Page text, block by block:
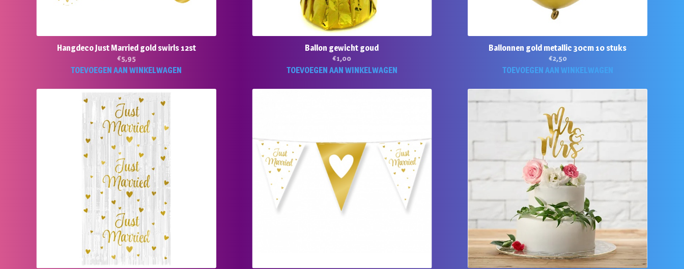
Hangdeco Just Married gold swirls 12st
€5,95
TOEVOEGEN AAN WINKELWAGEN
Ballon gewicht goud
€1,00
TOEVOEGEN AAN WINKELWAGEN
Ballonnen gold metallic 30cm 10 stuks
€2,50
TOEVOEGEN AAN WINKELWAGEN